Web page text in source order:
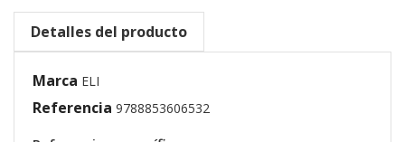
Detalles del producto
Marca ELI
Referencia 9788853606532